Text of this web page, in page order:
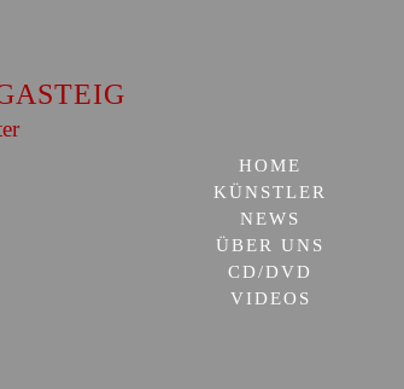
HOME
KÜNSTLER
NEWS
ÜBER UNS
CD/DVD
VIDEOS